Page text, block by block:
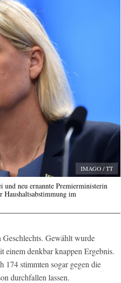
IMAGO / TT
und neu ernannte Premierministerin
Haushaltsabstimmung im
Gewählt wurde
einem denkbar knappen Ergebnis.
174 stimmten sogar gegen die
durchfallen lassen.